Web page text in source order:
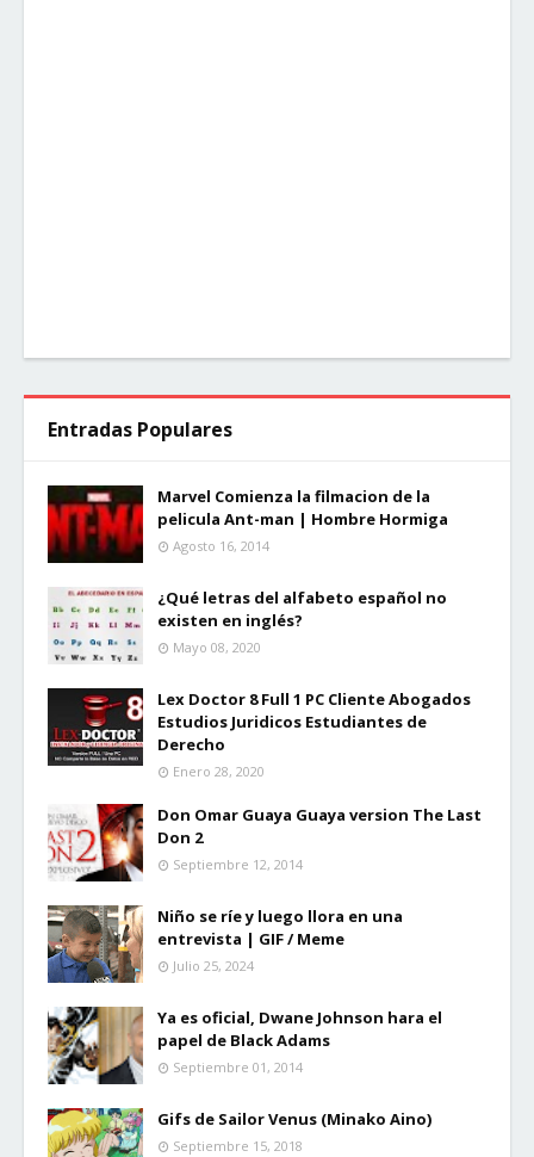
Entradas Populares
Marvel Comienza la filmacion de la
pelicula Ant-man | Hombre Hormiga
Agosto 16, 2014
¿Qué letras del alfabeto español no
existen en inglés?
Mayo 08, 2020
Lex Doctor 8 Full 1 PC Cliente Abogados
Estudios Juridicos Estudiantes de
Derecho
Enero 28, 2020
Don Omar Guaya Guaya version The Last
Don 2
Septiembre 12, 2014
Niño se ríe y luego llora en una
entrevista | GIF / Meme
Julio 25, 2024
Ya es oficial, Dwane Johnson hara el
papel de Black Adams
Septiembre 01, 2014
Gifs de Sailor Venus (Minako Aino)
Septiembre 15, 2018